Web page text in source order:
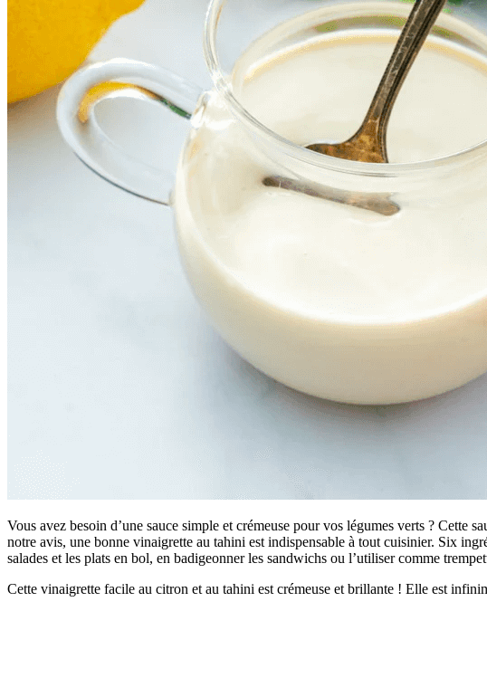
Vous avez besoin d’une sauce simple et crémeuse pour vos légumes verts ? Cette
notre avis, une bonne vinaigrette au tahini est indispensable à tout cuisinier. Six
salades et les plats en bol, en badigeonner les sandwichs ou l’utiliser comme
Cette vinaigrette facile au citron et au tahini est crémeuse et brillante ! Elle est